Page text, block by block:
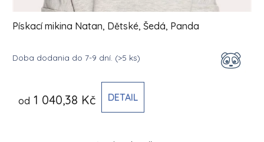
Pískací mikina Natan, Dětské, Šedá, Panda
Doba dodania do 7-9 dní. (>5 ks)
od 1 040,38 Kč DETAIL